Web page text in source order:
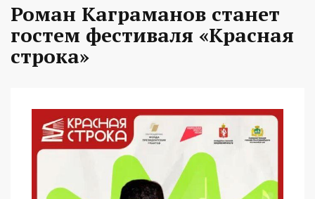
Роман Каграманов станет
гостем фестиваля «Красная
строка»